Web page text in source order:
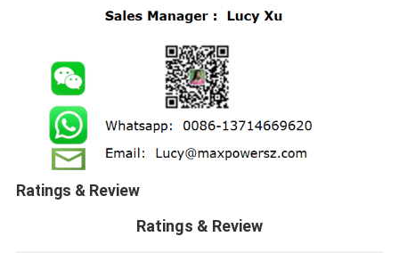
Ratings & Review
Ratings & Review